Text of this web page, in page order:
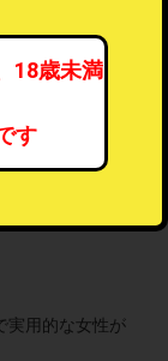
実用的な女性が
18歳未満
す